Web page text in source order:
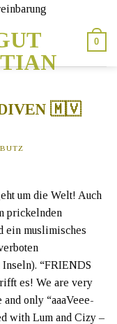
0
🇲🇻
BUTZ
um die Welt! Auch
prickelnden
ein muslimisches
“FRIENDS
es! We are very
only “aaaVeee-
with Lum and Cizy –